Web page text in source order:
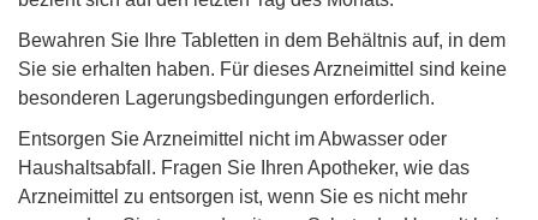
Bewahren Sie Ihre Tabletten in dem Behältnis auf, in dem
Sie sie erhalten haben. Für dieses Arzneimittel sind keine
besonderen Lagerungsbedingungen erforderlich.
Entsorgen Sie Arzneimittel nicht im Abwasser oder
Haushaltsabfall. Fragen Sie Ihren Apotheker, wie das
Arzneimittel zu entsorgen ist, wenn Sie es nicht mehr